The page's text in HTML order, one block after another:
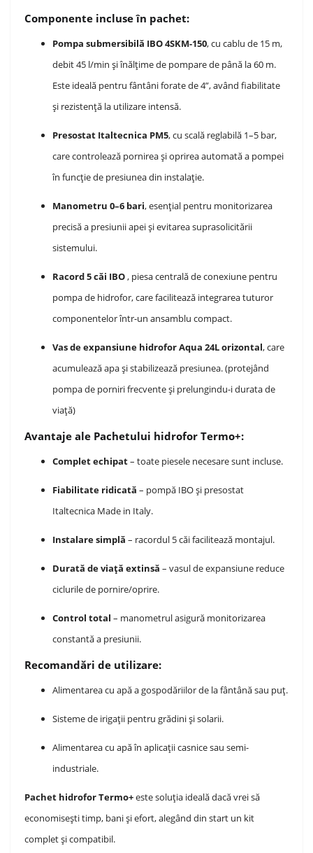
Componente incluse în pachet:
Pompa submersibilă IBO 4SKM-150, cu cablu de 15 m,
debit 45 l/min și înălțime de pompare de până la 60 m.
Este ideală pentru fântâni forate de 4”, având fiabilitate
și rezistență la utilizare intensă.
Presostat Italtecnica PM5, cu scală reglabilă 1–5 bar,
care controlează pornirea și oprirea automată a pompei
în funcție de presiunea din instalație.
Manometru 0–6 bari, esențial pentru monitorizarea
precisă a presiunii apei și evitarea suprasolicitării
sistemului.
Racord 5 căi IBO, piesa centrală de conexiune pentru
pompa de hidrofor, care facilitează integrarea tuturor
componentelor într-un ansamblu compact.
Vas de expansiune hidrofor Aqua 24L orizontal, care
acumulează apa și stabilizează presiunea. (protejând
pompa de porniri frecvente și prelungindu-i durata de
viață)
Avantaje ale Pachetului hidrofor Termo+:
Complet echipat– toate piesele necesare sunt incluse.
Fiabilitate ridicată – pompă IBO și presostat
Italtecnica Made in Italy.
Instalare simplă – racordul 5 căi facilitează montajul.
Durată de viață extinsă – vasul de expansiune reduce
ciclurile de pornire/oprire.
Control total – manometrul asigură monitorizarea
constantă a presiunii.
Recomandări de utilizare:
Alimentarea cu apă a gospodăriilor de la fântână sau puț.
Sisteme de irigații pentru grădini și solarii.
Alimentarea cu apă în aplicații casnice sau semi-
industriale.
Pachet hidrofor Termo+este soluția ideală dacă vrei să
economisești timp, bani și efort, alegând din start un kit
complet și compatibil.